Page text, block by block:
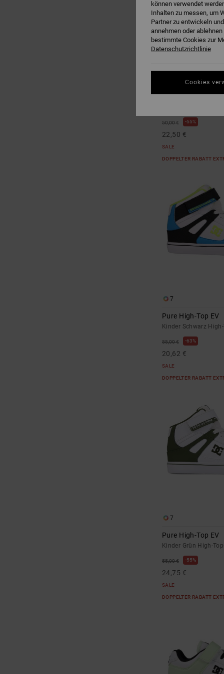
Onyx
50,00 € 55%
22,50 €
SALE
DOPPELTER RABATT
7
Pure High-Top EV
Kinder Schwarz
55,00 € 63%
20,62 €
SALE
DOPPELTER RABATT
7
Pure High-Top EV
Kinder Grün High-
55,00 € 55%
24,75 €
SALE
DOPPELTER RABATT
können verwendet
Inhalten zu messen, um
Partner zu entwickeln
annehmen oder
bestimmte Cookies zur
Datenschutzrichtlinie
Cookies